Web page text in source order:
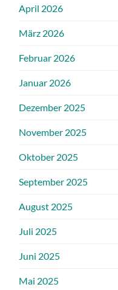
April 2026
März 2026
Februar 2026
Januar 2026
Dezember 2025
November 2025
Oktober 2025
September 2025
August 2025
Juli 2025
Juni 2025
Mai 2025